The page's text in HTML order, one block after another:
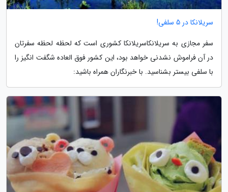
سریلانکا در 5 سلفی!
سفر مجازی به سریلانکاسریلانکا کشوری است که لحظه لحظه سفرتان
در آن فراموش نشدنی خواهد بود، این کشور فوق العاده شگفت انگیز را
با سلفی بیستر بشناسید. با خبرنگاران همراه باشید: